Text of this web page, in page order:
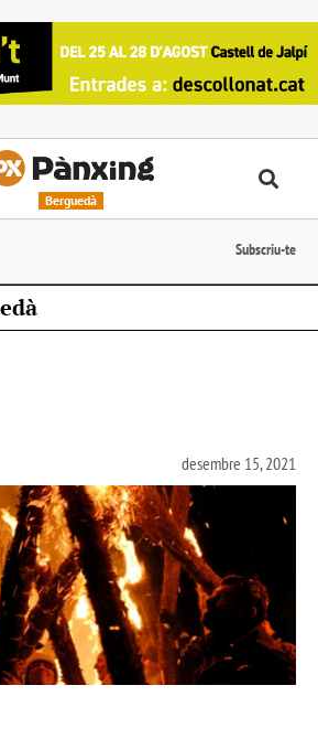
Berguedà
Subscriu-te
desembre 15, 2021